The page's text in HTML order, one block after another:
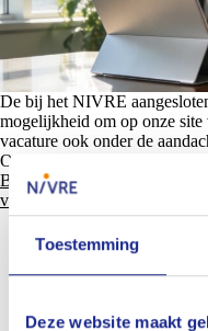
Toestemming
Deze website maakt
De bij het NIVRE
mogelijkheid om op onze
vacature ook onder de
Of ben jij op zoek naar een
Bekijk direct het actuele
vacature aan